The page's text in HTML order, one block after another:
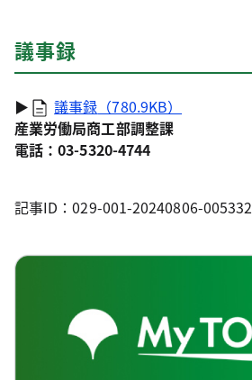
議事録
▶ 議事録 （780.9KB）
産業労働局商工部調整課
電話：03-5320-4744
記事ID：029-001-20240806-005332